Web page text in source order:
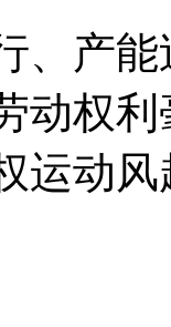
、产
动权
运动